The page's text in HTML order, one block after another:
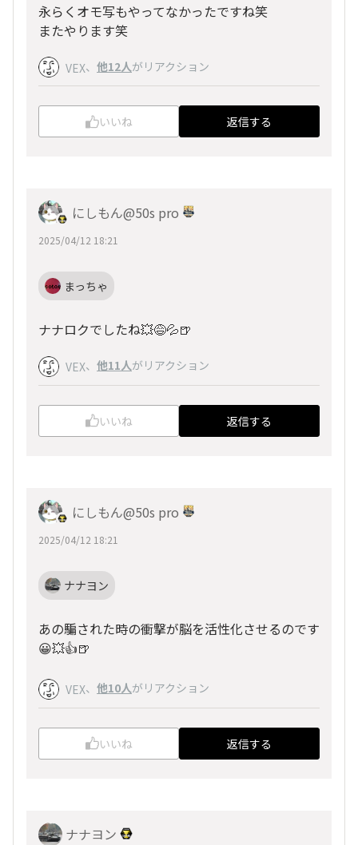
永らくオモ写もやってなかったですね笑
またやります笑
VEX、 他12人がリアクション
いいね 返信する
にしもん@50s pro
2025/04/12 18:21
まっちゃ
ナナロクでしたね💥😅💦🍺
VEX、 他11人がリアクション
いいね 返信する
にしもん@50s pro
2025/04/12 18:21
ナナヨン
あの騙された時の衝撃が脳を活性化させるのです
😀💥👍🍺
VEX、 他10人がリアクション
いいね 返信する
ナナヨン